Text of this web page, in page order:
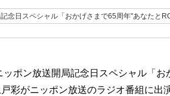
念日スペシャル「おかげさまで65周年"あなたと
ポン放送開局記念日スペシャル「お
彩がニッポン放送のラジオ番組に出